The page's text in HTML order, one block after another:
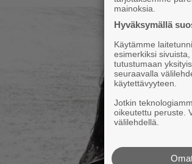
mainoksia.
Hyväksymällä
Käytämme
esimerkiksi
tutustumaan
seuraavalla
käytettävyyteen.
Jotkin
oikeutettu peruste.
välilehdellä.